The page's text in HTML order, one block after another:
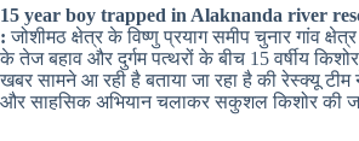
15 year boy trapped in Alaknanda river
: जोशीमठ क्षेत्र के विष्णु प्रयाग समीप चुनार गांव
के तेज बहाव और दुर्गम पत्थरों के बीच 15 वर्षीय
खबर सामने आ रही है बताया जा रहा है की रेस्क्यू टीम
और साहसिक अभियान चलाकर सकुशल किशोर की